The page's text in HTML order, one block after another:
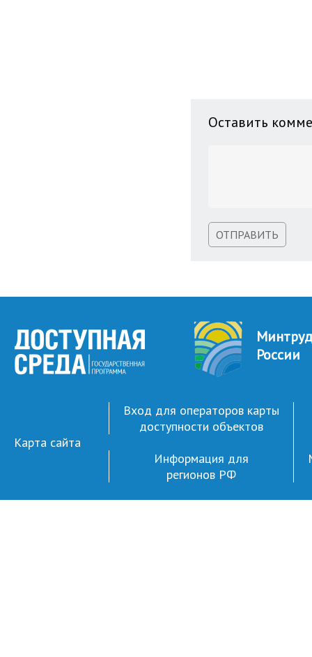
Оставить
ОТПРАВИТЬ
Минтруд
России
Карта сайта
Вход для операторов карты
доступности объектов
Информация для
регионов РФ